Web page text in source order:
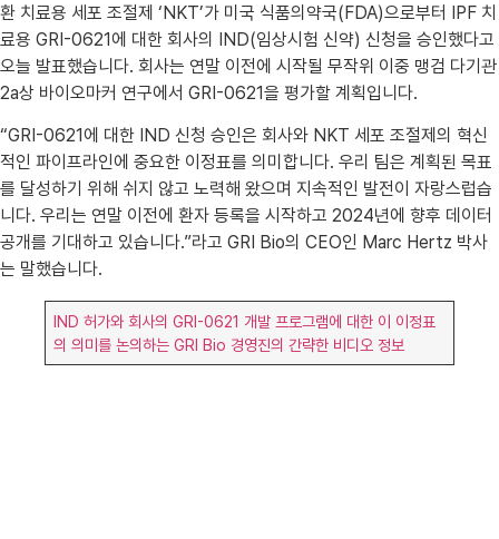
환 치료용 세포 조절제 ‘NKT’가 미국 식품의약국(FDA)으로부터 IPF 치
료용 GRI-0621에 대한 회사의 IND(임상시험 신약) 신청을 승인했다고
오늘 발표했습니다. 회사는 연말 이전에 시작될 무작위 이중 맹검 다기관
2a상 바이오마커 연구에서 GRI-0621을 평가할 계획입니다.
“GRI-0621에 대한 IND 신청 승인은 회사와 NKT 세포 조절제의 혁신
적인 파이프라인에 중요한 이정표를 의미합니다. 우리 팀은 계획된 목표
를 달성하기 위해 쉬지 않고 노력해 왔으며 지속적인 발전이 자랑스럽습
니다. 우리는 연말 이전에 환자 등록을 시작하고 2024년에 향후 데이터
공개를 기대하고 있습니다.”라고 GRI Bio의 CEO인 Marc Hertz 박사
는 말했습니다.
IND 허가와 회사의 GRI-0621 개발 프로그램에 대한 이 이정표
의 의미를 논의하는 GRI Bio 경영진의 간략한 비디오 정보